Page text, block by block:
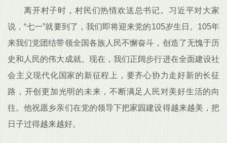
离开村子时，村民们热情欢送总书记。习近平对大家
说，“七一”就要到了，我们即将迎来党的105岁生日。105年
来我们党团结带领全国各族人民不懈奋斗，创造了无愧于历
史和人民的伟大成就。现在，我们正阔步行进在全面建设社
会主义现代化国家的新征程上，要齐心协力走好新的长征
路，开创更加光明的未来，不断满足人民对美好生活的向
往。他祝愿乡亲们在党的领导下把家园建设得越来越美，把
日子过得越来越好。